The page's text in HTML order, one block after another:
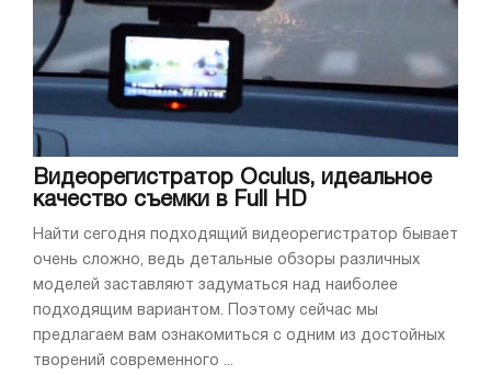
Видеорегистратор Oculus, идеальное
качество съемки в Full HD
Найти сегодня подходящий видеорегистратор бывает
очень сложно, ведь детальные обзоры различных
моделей заставляют задуматься над наиболее
подходящим вариантом. Поэтому сейчас мы
предлагаем вам ознакомиться с одним из достойных
творений современного ...